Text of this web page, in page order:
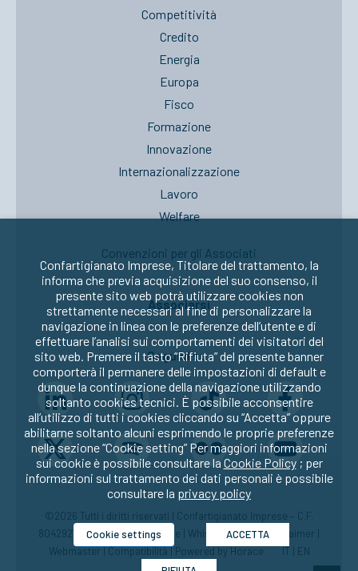
Competitività
Credito
Energia
Europa
Fisco
Formazione
Innovazione
Internazionalizzazione
Lavoro
Welfare
Convenzioni per gli Associati
Associarsi
Seguici su:
©2026 Tutti i diritti riservati | Confartigianato Imprese – C.F.
80429270582 |Privacy|Cookie Whistleblowing|Disclaimer
Webmaster|Compatibilità| Powered by Horace IT EN
Confartigianato Imprese, Titolare del trattamento, la
informa che previa acquisizione del suo consenso, il
presente sito web potrà utilizzare cookies non
strettamente necessari al fine di personalizzare la
navigazione in linea con le preferenze dell’utente e di
effettuare l’analisi sui comportamenti dei visitatori del
sito web. Premere il tasto “Rifiuta” del presente banner
comporterà il permanere delle impostazioni di default e
dunque la continuazione della navigazione utilizzando
soltanto cookies tecnici. È possibile acconsentire
all’utilizzo di tutti i cookies cliccando su “Accetta” oppure
abilitarne soltanto alcuni esprimendo le proprie preferenze
nella sezione “Cookie setting” Per maggiori informazioni
sui cookie è possibile consultare la Cookie Policy; per
informazioni sul trattamento dei dati personali è possibile
consultare la privacy policy
Cookie settings ACCETTA